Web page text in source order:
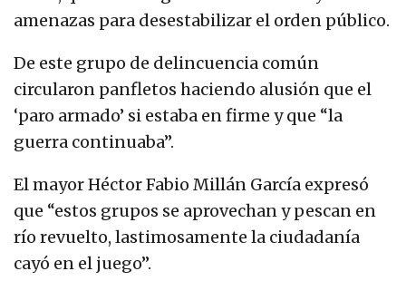
amenazas para desestabilizar el orden público.
De este grupo de delincuencia común
circularon panfletos haciendo alusión que el
‘paro armado’ si estaba en firme y que “la
guerra continuaba”.
El mayor Héctor Fabio Millán García expresó
que “estos grupos se aprovechan y pescan en
río revuelto, lastimosamente la ciudadanía
cayó en el juego”.